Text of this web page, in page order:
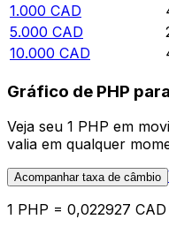
1.000 CAD
5.000 CAD
10.000 CAD
Gráfico de PHP
Veja seu 1 PHP em
valia em qualquer
Acompanhar taxa de câmbio
1 PHP = 0,022927 CAD